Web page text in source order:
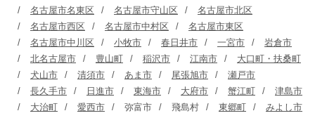
名古屋市名東区
名古屋市守山区
名古屋市北区
名古屋市西区
名古屋市中村区
名古屋市東区
名古屋市中川区
小牧市 春日井市 一宮市
岩倉市
北名古屋市
豊山町 稲沢市 江南市
大口町・扶桑町
犬山市
清須市 あま市 尾張旭市
瀬戸市
長久手市
日進市 東海市 大府市 蟹江町
津島市
大治町
愛西市 弥富市 飛島村 東郷町
みよし市